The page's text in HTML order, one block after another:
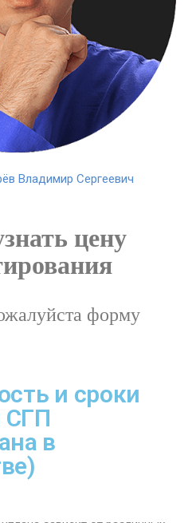
Владимир Сергеевич
цену
форму
и сроки
СГП
в